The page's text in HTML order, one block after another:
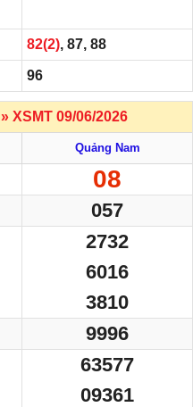
82(2), 87, 88
96
» XSMT 09/06/2026
Quảng Nam
08
057
2732
6016
3810
9996
63577
09361